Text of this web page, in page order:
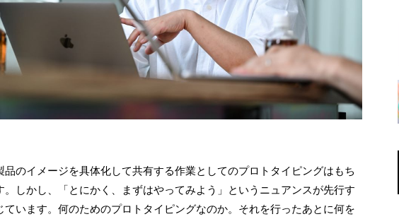
品のイメージを具体化して共有する作業としてのプロトタイピングはもち
。しかし、「とにかく、まずはやってみよう」というニュアンスが先行す
ています。何のためのプロトタイピングなのか。それを行ったあとに何を